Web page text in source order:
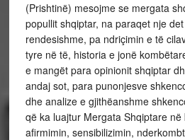
(Prishtinë) mesojme se mergata
popullit shqiptar, na paraqet nje
rendesishme, pa ndriçimin e të
tyre në të, historia e jonë
e mangët para opinionit shqiptar
andaj sot, para punonjesve
dhe analize e gjithëanshme
që ka luajtur Mergata Shqiptare
afirmimin, sensibilizimin,